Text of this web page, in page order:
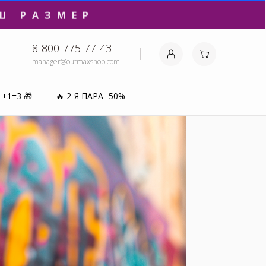
РАЗМЕР
8-800-775-77-43
manager@outmaxshop.com
🎁 🔥 2-Я ПАРА -50%